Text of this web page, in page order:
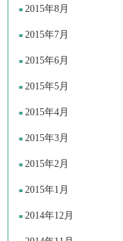
2015年8月
2015年7月
2015年6月
2015年5月
2015年4月
2015年3月
2015年2月
2015年1月
2014年12月